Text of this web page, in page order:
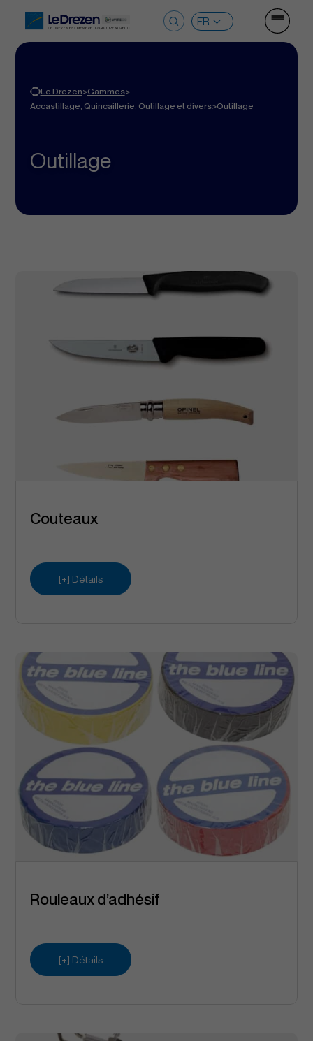
Ouvrir
Le Drezen>Gammes>
Accastillage, Quincaillerie, Outillage et divers>Outillage
Outillage
Couteaux
[+] Détails
Rouleaux d’adhésif
[+] Détails